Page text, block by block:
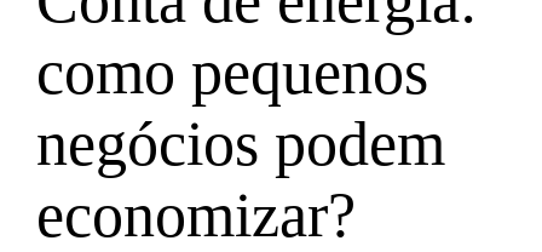
como pequenos
negócios podem
economizar?